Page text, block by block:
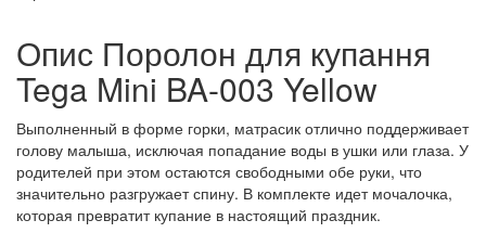
Опис Поролон для купання
Tega Mini BA-003 Yellow
Выполненный в форме горки, матрасик отлично поддерживает
голову малыша, исключая попадание воды в ушки или глаза. У
родителей при этом остаются свободными обе руки, что
значительно разгружает спину. В комплекте идет мочалочка,
которая превратит купание в настоящий праздник.